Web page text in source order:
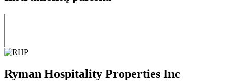
Ryman Hospitality Properties Inc